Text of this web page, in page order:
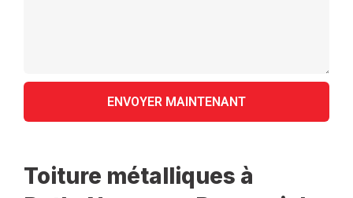
Toiture métalliques à